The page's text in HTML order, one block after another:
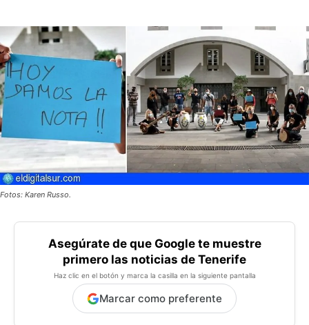
Fotos: Karen Russo.
Asegúrate de que Google te muestre
primero las noticias de Tenerife
Haz clic en el botón y marca la casilla en la siguiente pantalla
Marcar como preferente